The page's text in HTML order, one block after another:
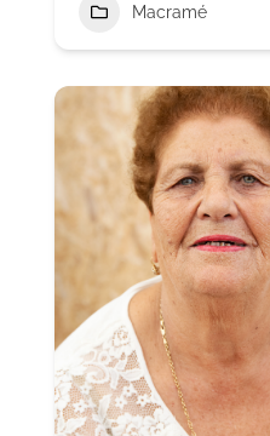
Macramé